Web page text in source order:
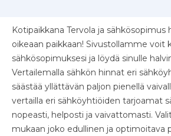
Kotipaikkana Tervola ja sähkösopimus
oikeaan paikkaan! Sivustollamme voit
sähkösopimuksesi ja löydä sinulle
Vertailemalla sähkön hinnat eri
säästää yllättävän paljon pienellä
vertailla eri sähköyhtiöiden tarjoamat
nopeasti, helposti ja vaivattomasti.
mukaan joko edullinen ja optimoitava